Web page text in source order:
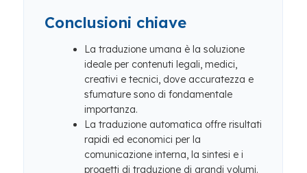
Conclusioni chiave
La traduzione umana è la soluzione
ideale per contenuti legali, medici,
creativi e tecnici, dove accuratezza e
sfumature sono di fondamentale
importanza.
La traduzione automatica offre risultati
rapidi ed economici per la
comunicazione interna, la sintesi e i
progetti di traduzione di grandi volumi.